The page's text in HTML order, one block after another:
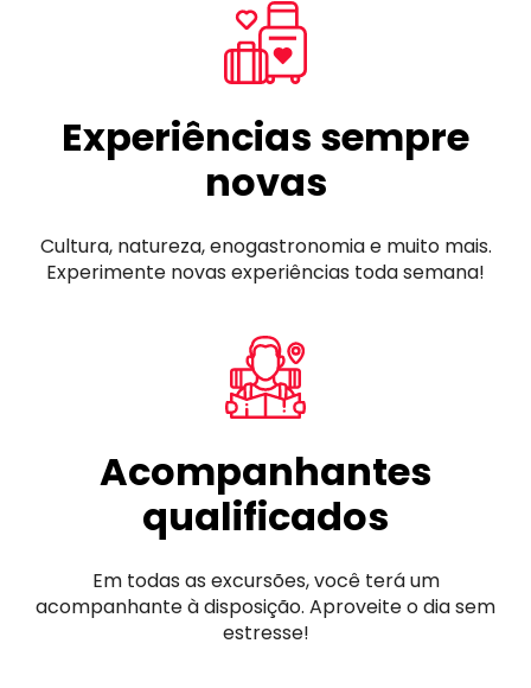
Experiências sempre
novas
Cultura, natureza, enogastronomia e muito mais.
Experimente novas experiências toda semana!
Acompanhantes
qualificados
Em todas as excursões, você terá um
acompanhante à disposição. Aproveite o dia sem
estresse!